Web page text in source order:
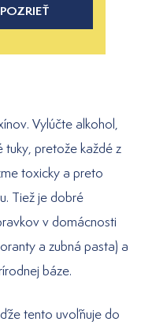
POZRIEŤ
Vylúčte alkohol,
tuky, pretože každé z
toxicky a preto
Tiež je dobré
v domácnosti
a zubná pasta) a
báze.
tento uvoľňuje do